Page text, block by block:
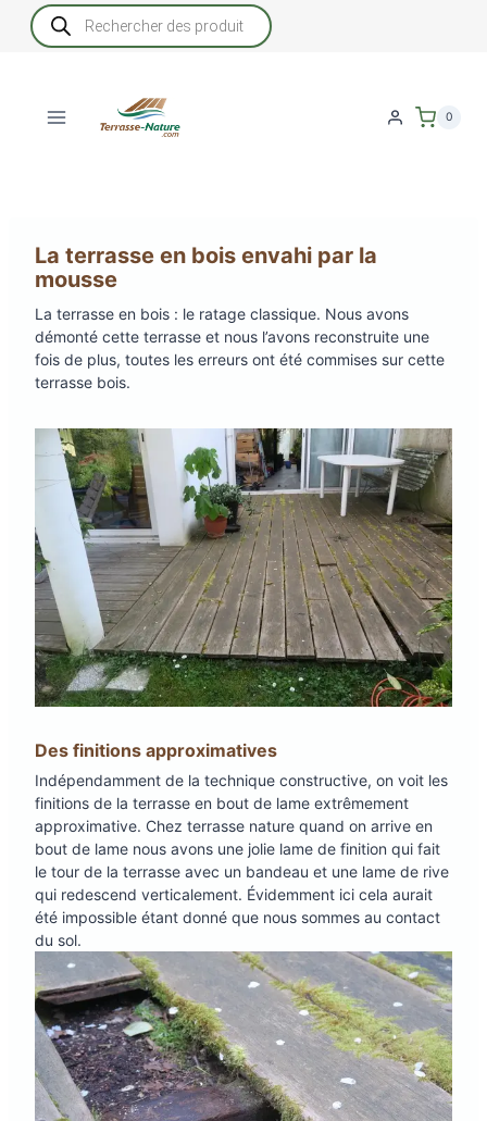
Recherche
de
produits
0
La terrasse en bois envahi par la
mousse
La terrasse en bois : le ratage classique. Nous avons
démonté cette terrasse et nous l’avons reconstruite une
fois de plus, toutes les erreurs ont été commises sur cette
terrasse bois.
Des finitions approximatives
Indépendamment de la technique constructive, on voit les
finitions de la terrasse en bout de lame extrêmement
approximative. Chez terrasse nature quand on arrive en
bout de lame nous avons une jolie lame de finition qui fait
le tour de la terrasse avec un bandeau et une lame de rive
qui redescend verticalement. Évidemment ici cela aurait
été impossible étant donné que nous sommes au contact
du sol.